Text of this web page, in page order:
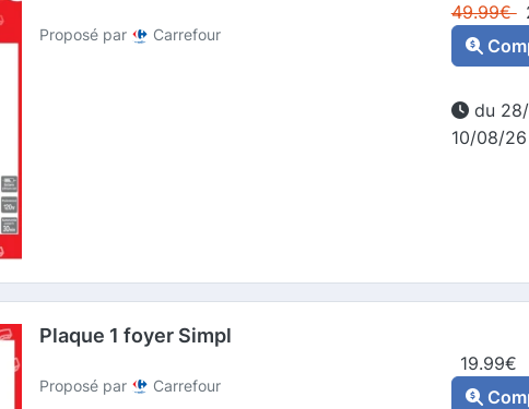
Proposé par Carrefour
49.99€
du 28/
10/08/26
Plaque 1 foyer Simpl
Proposé par Carrefour
19.99€